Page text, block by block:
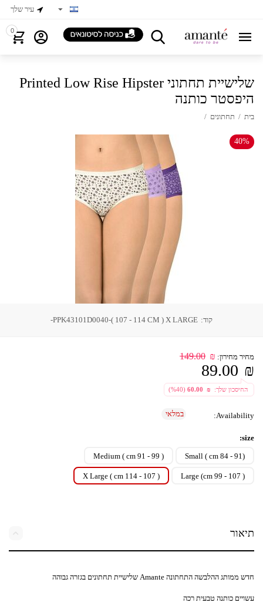
עיר שלך
0
Printed Low Rise Hipster שלישיית תחתוני
היפסטר כותנה
בית / תחתונים /
קוד: PPK43101D0040-( 107 - 114 CM ) X LARGE-
מחיר מחירון: 149.00 ₪
89.00 ₪
החיסכון שלך: 60.00 ₪
(
40
%)
Availability: במלאי
size:
(91 - 84 cm ) Small
( 99 - 91 cm ) Medium
( 107 - 99 cm) Large
( 107 - 114 cm ) X Large
תיאור
חדש ממותג ההלבשה התחתונה Amante שלישיית תחתונים בגזרה גבוהה
עשויים כותנה טבעית רכה